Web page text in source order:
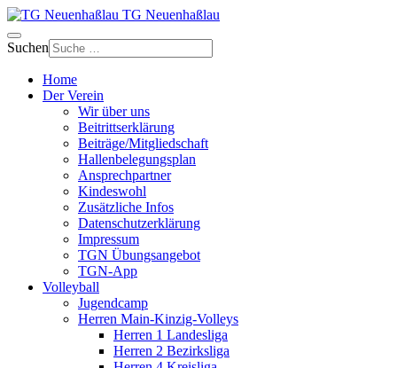
TG Neuenhaßlau
Suchen
Home
Der Verein
Wir über uns
Beitrittserklärung
Beiträge/Mitgliedschaft
Hallenbelegungsplan
Ansprechpartner
Kindeswohl
Zusätzliche Infos
Datenschutzerklärung
Impressum
TGN Übungsangebot
TGN-App
Volleyball
Jugendcamp
Herren Main-Kinzig-Volleys
Herren 1 Landesliga
Herren 2 Bezirksliga